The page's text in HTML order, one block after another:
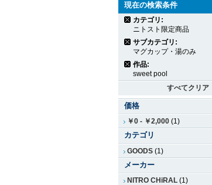
現在の検索条件
カテゴリ:
ニトスト限定商品
サブカテゴリ:
マグカップ・湯のみ
作品:
sweet pool
すべてクリア
価格
￥0 - ￥2,000 (1)
カテゴリ
GOODS (1)
メーカー
NITRO CHiRAL (1)